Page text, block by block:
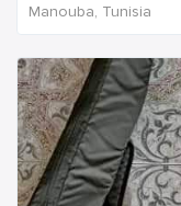
Manouba, Tunisia